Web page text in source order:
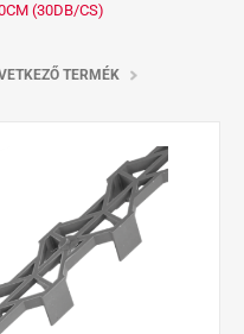
(30DB/CS)
TERMÉK